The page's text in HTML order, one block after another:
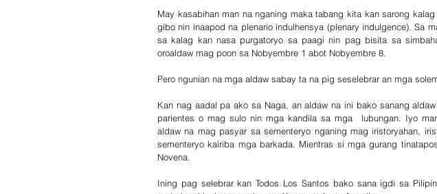
May kasabihan man na nganing maka tabang kita kan sarong
gibo nin inaapod na plenario indulhensya (plenary indulgence). Sa
sa kalag kan nasa purgatoryo sa paagi nin pag bisita sa
oroaldaw mag poon sa Nobyembre 1 abot Nobyembre 8.
Pero ngunian na mga aldaw sabay ta na pig seselebrar an mga
Kan nag aadal pa ako sa Naga, an aldaw na ini bako sanang
parientes o mag sulo nin mga kandila sa mga  lubungan. Iyo
aldaw na mag pasyar sa sementeryo nganing mag iristoryahan,
sementeryo kairiba mga barkada. Mientras si mga gurang
Novena.
Ining pag selebrar kan Todos Los Santos bako sana igdi sa